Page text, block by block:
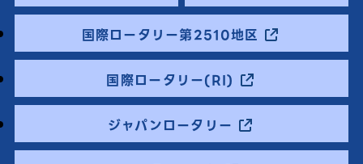
国際ロータリー第2510地区
国際ロータリー(RI)
ジャパンロータリー